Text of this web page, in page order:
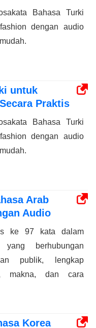
Bahasa Turki
dengan audio
untuk
Praktis
Bahasa Turki
dengan audio
Arab
Audio
ke 97 kata dalam
berhubungan
publik, lengkap
makna, dan cara
Korea